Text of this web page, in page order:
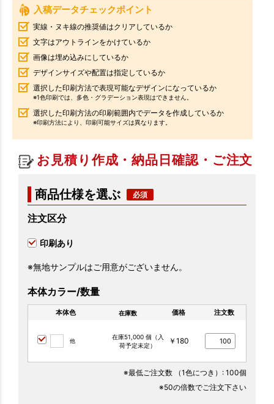
入稿データチェックポイント
実線・ヌキ線の推奨値はクリアしているか
文字はアウトラインをかけているか
画像は埋め込みにしているか
デザインサイズや配置は指定しているか
選択した印刷方法で表現可能なデザインになっているか
※1色印刷では、多色・グラデーション表現はできません。
選択した印刷方法の印刷範囲内でデータを作成しているか
※印刷方法により、印刷可能サイズは異なります。
お見積り作成・納品日確認・ご注文
商品仕様を選ぶ
注文区分
印刷あり
※無地サンプルはご用意がございません。
本体カラー/数量
本体色 在庫数 価格 注文数
他
在庫51,000 個（入
荷予定未定）
￥180
※最低ご注文数 （1色につき） : 100個
※50の倍数でご注文下さい